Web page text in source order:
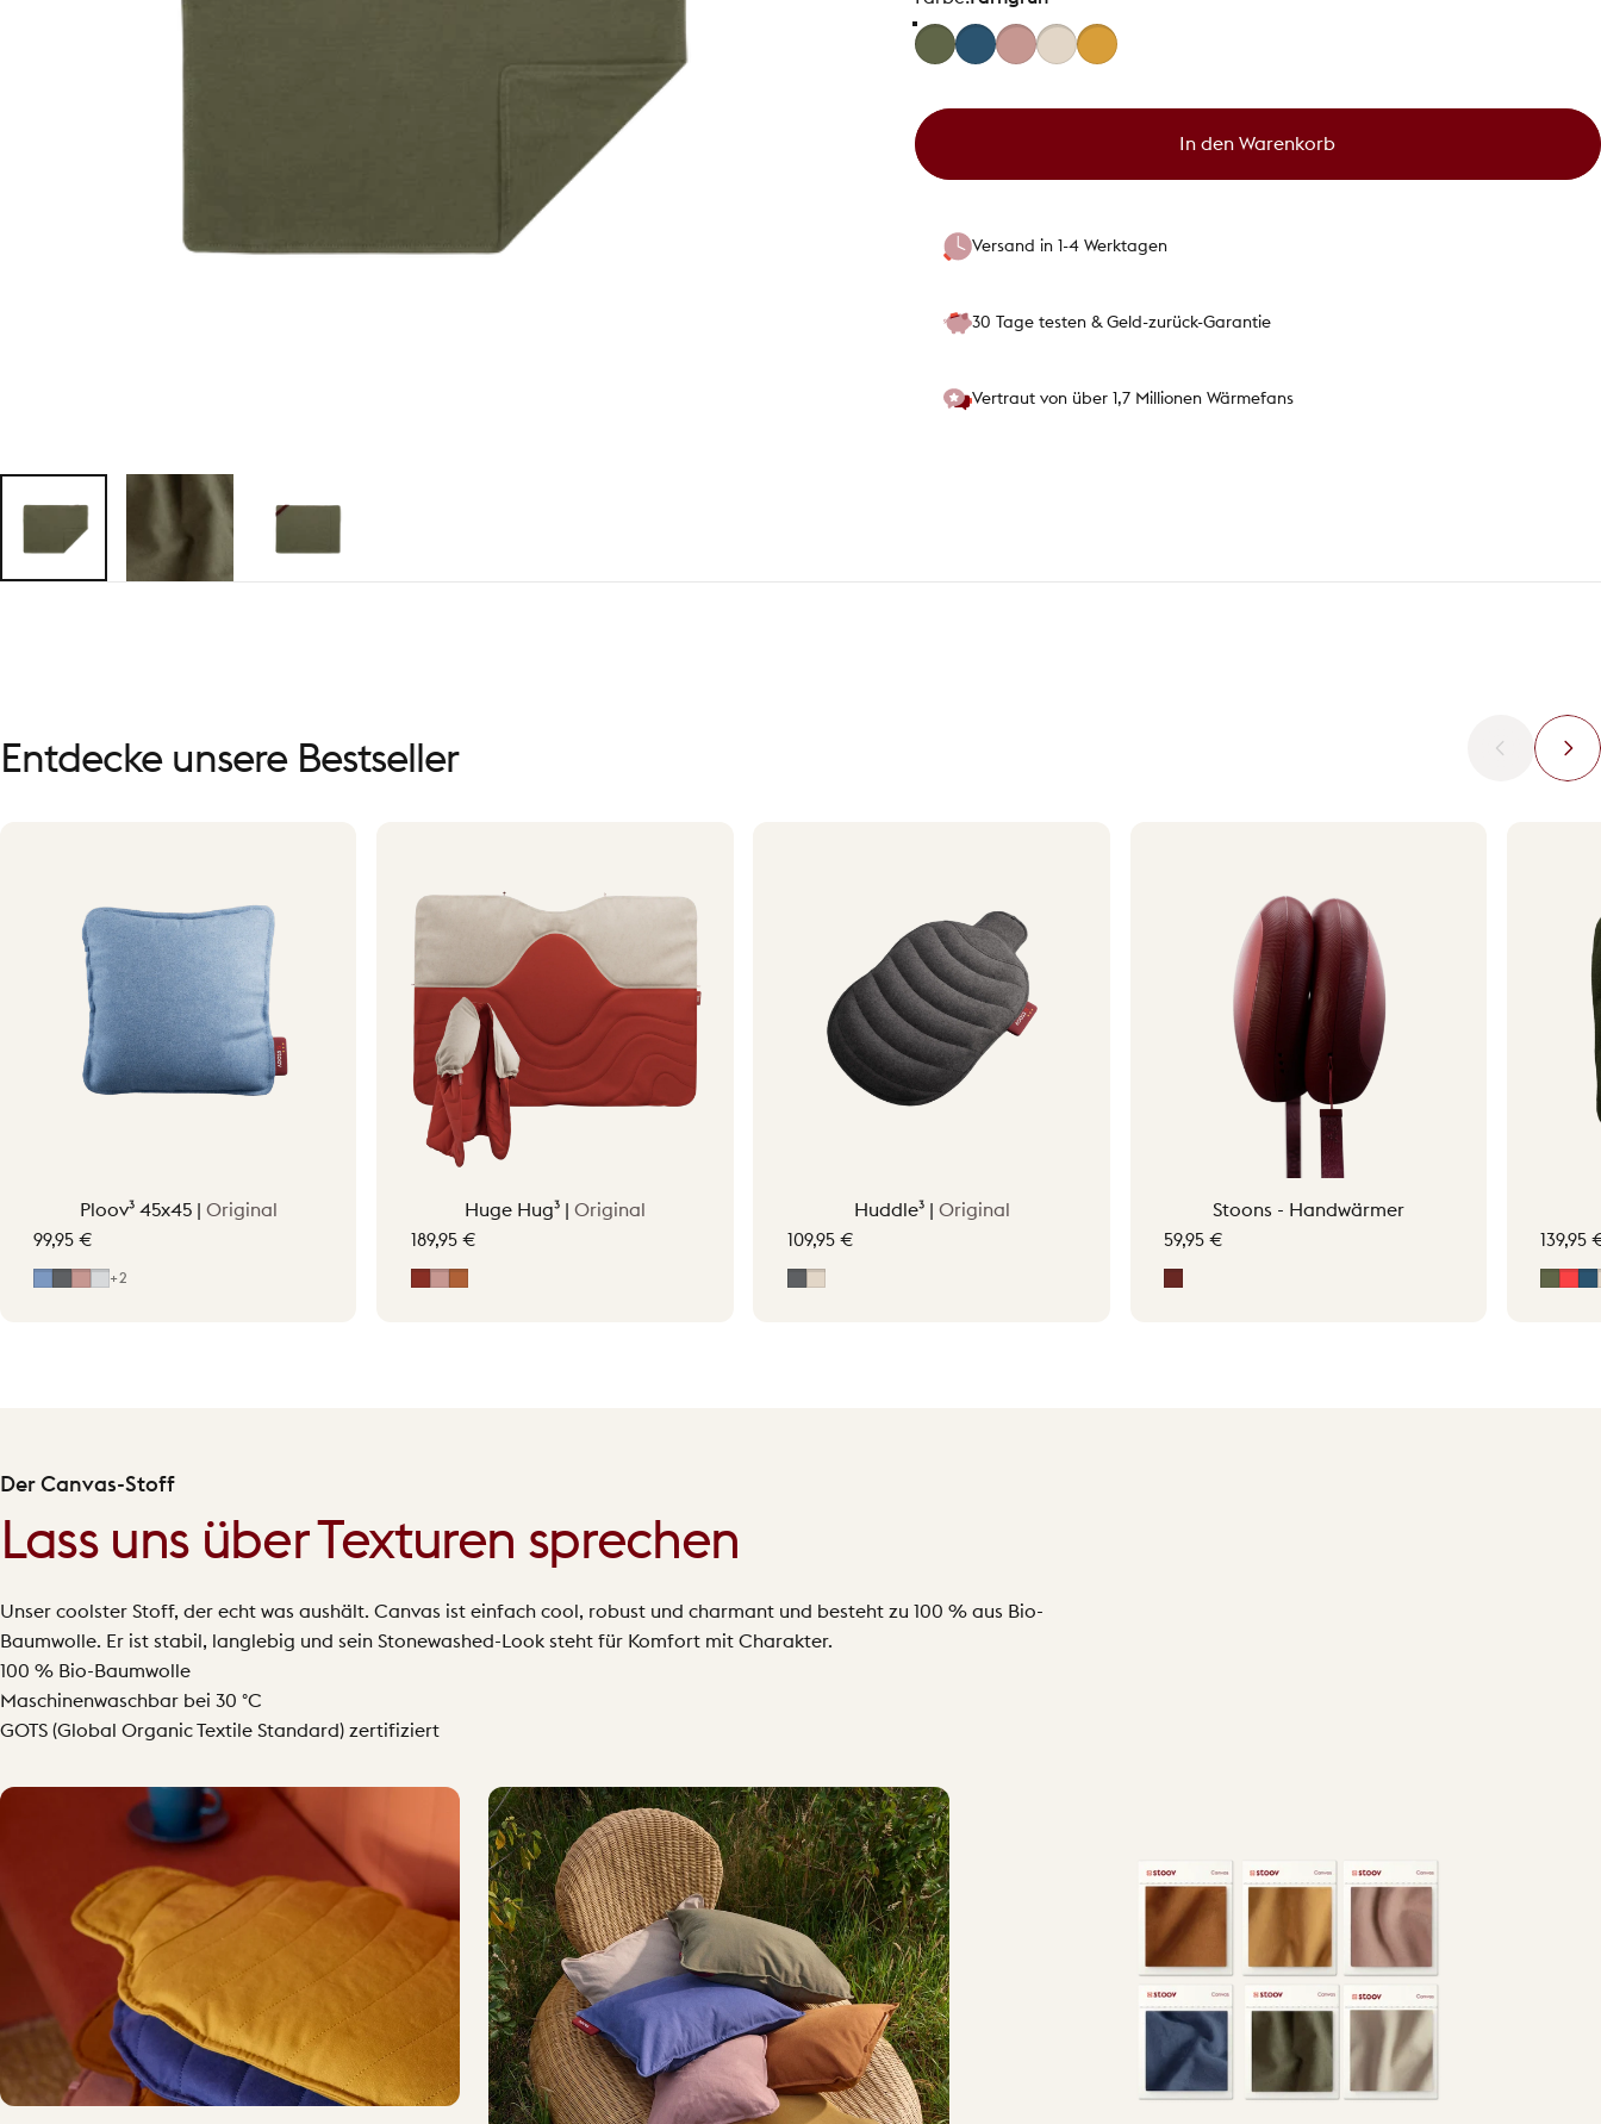
In den Warenkorb
Versand in 1-4 Werktagen
30 Tage testen & Geld-zurück-Garantie
Vertraut von über 1,7 Millionen Wärmefans
Entdecke unsere Bestseller
Ploov³ 45x45 | Original
99,95 €
Mid BlueHellrosa
Light Grey
+2
Huge Hug³ | Original
189,95 €
Huddle³ | Original
109,95 €
Stoons - Handwärmer
59,95 € 139,95
Der Canvas-Stoff
Lass uns über Texturen sprechen
Unser coolster Stoff, der echt was aushält. Canvas ist einfach cool, robust und charmant und besteht zu 100 % aus Bio-
Baumwolle. Er ist stabil, langlebig und sein Stonewashed-Look steht für Komfort mit Charakter.
100 % Bio-Baumwolle
Maschinenwaschbar bei 30 °C
GOTS (Global Organic Textile Standard) zertifiziert